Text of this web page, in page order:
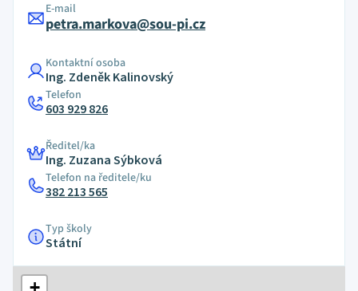
E-mail
petra.markova@sou-pi.cz
Kontaktní osoba
Ing. Zdeněk Kalinovský
Telefon
603 929 826
Ředitel/ka
Ing. Zuzana Sýbková
Telefon na ředitele/ku
382 213 565
Typ školy
Státní